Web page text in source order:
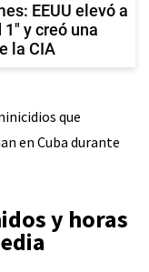
EEUU elevó a
y creó una
la CIA
que
en Cuba durante
y horas